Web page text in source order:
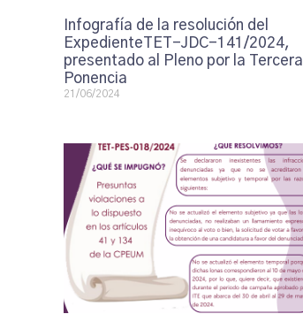
Infografía de la resolución del
ExpedienteTET-JDC-141/2024,
presentado al Pleno por la Tercera
Ponencia
21/06/2024